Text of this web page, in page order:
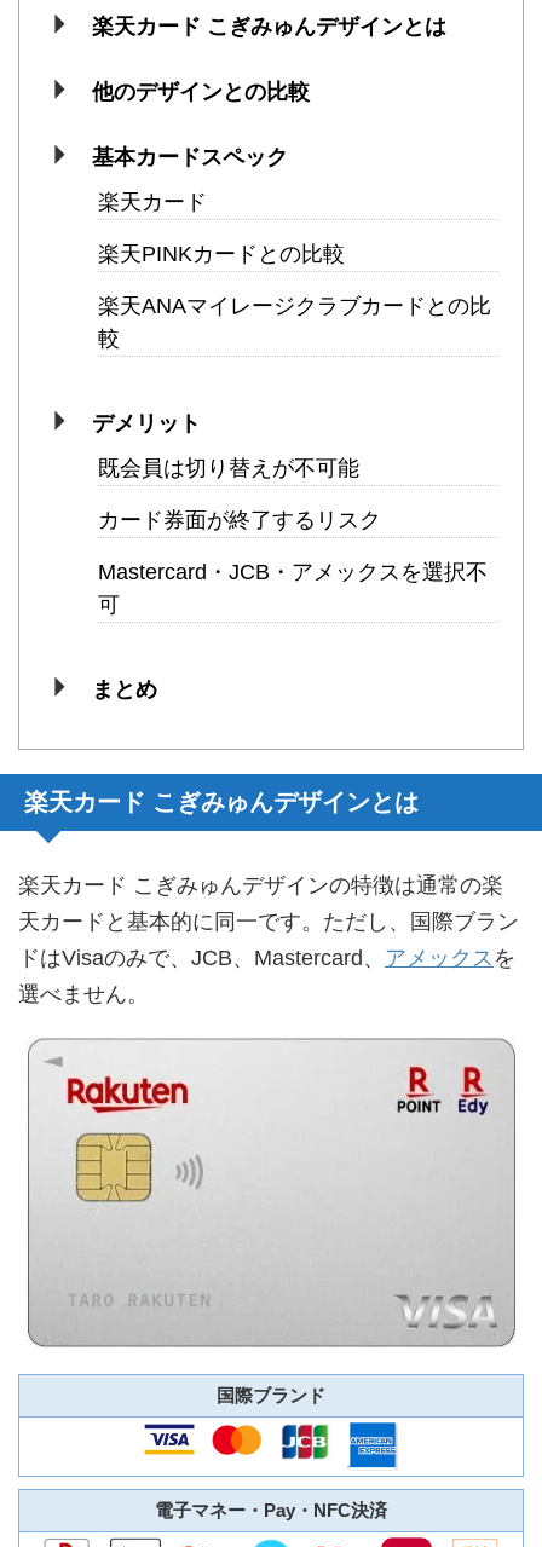
楽天カード こぎみゅんデザインとは
他のデザインとの比較
基本カードスペック
楽天カード
楽天PINKカードとの比較
楽天ANAマイレージクラブカードとの比
較
デメリット
既会員は切り替えが不可能
カード券面が終了するリスク
Mastercard・JCB・アメックスを選択不
可
まとめ
楽天カード こぎみゅんデザインとは
楽天カード こぎみゅんデザインの特徴は通常の楽
天カードと基本的に同一です。ただし、国際ブラン
ドはVisaのみで、JCB、Mastercard、 アメックス を
選べません。
国際ブランド
電子マネー・Pay・NFC決済